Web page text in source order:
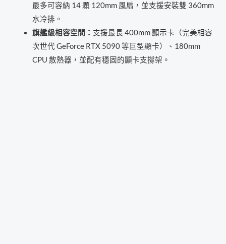
06A02088
最多可容納 14 顆 120mm 風扇，並支援安裝雙 360mm
水冷排。
旗艦級相容空間： 支援最長 400mm 顯示卡（完美相容
次世代 GeForce RTX 5090 等巨型顯卡）、180mm
CPU 散熱器，並配有穩固的顯卡支撐架。